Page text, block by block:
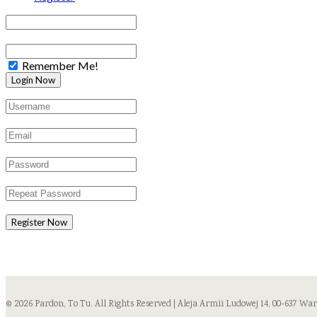
Remember Me!
Register Now
© 2026 Pardon, To Tu. All Rights Reserved | Aleja Armii Ludowej 14, 00-637